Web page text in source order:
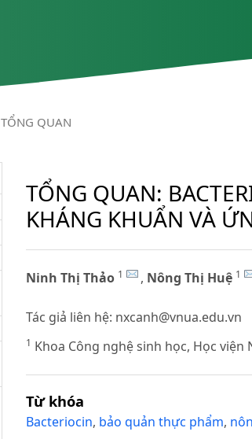
TỔNG QUAN
TỔNG QUAN:
KHÁNG KHUẨN VÀ
Ninh Thị Thảo 1 , Nông Thị Huệ 1
Tác giả liên hệ: nxcanh@vnua.edu.vn
1 Khoa Công nghệ sinh học, Học viện
Từ khóa
Bacteriocin, bảo quản thực phẩm,